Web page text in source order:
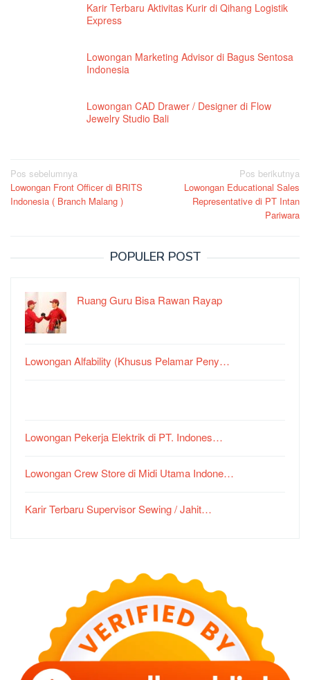
Karir Terbaru Aktivitas Kurir di Qihang Logistik
Express
Lowongan Marketing Advisor di Bagus Sentosa
Indonesia
Lowongan CAD Drawer / Designer di Flow
Jewelry Studio Bali
Navigasi
pos
Pos sebelumnya
Lowongan Front Officer di BRITS
Indonesia ( Branch Malang )
Pos berikutnya
Lowongan Educational Sales
Representative di PT Intan
Pariwara
POPULER POST
Ruang Guru Bisa Rawan Rayap
Lowongan Alfability (Khusus Pelamar Peny…
Lowongan Pekerja Elektrik di PT. Indones…
Lowongan Crew Store di Midi Utama Indone…
Karir Terbaru Supervisor Sewing / Jahit…